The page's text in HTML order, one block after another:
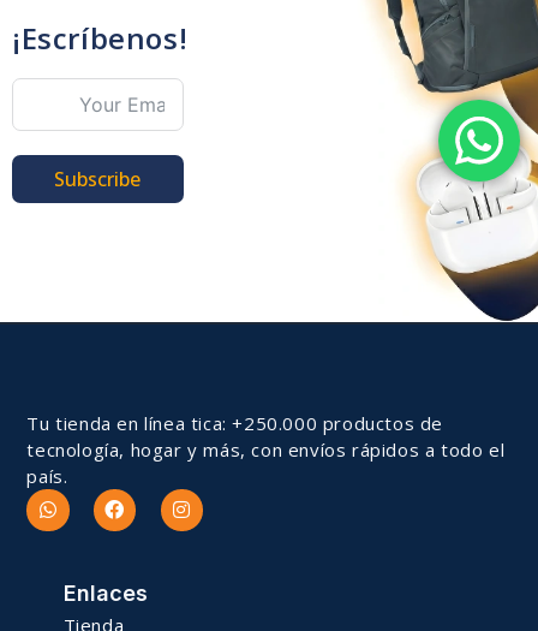
¡Escríbenos!
Subscribe
Tu tienda en línea tica: +250.000 productos de
tecnología, hogar y más, con envíos rápidos a todo el
país.
Enlaces
Tienda